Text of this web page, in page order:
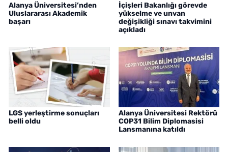
Alanya Üniversitesi’nden
Uluslararası Akademik
başarı
İçişleri Bakanlığı görevde
yükselme ve unvan
değişikliği sınavı takvimini
açıkladı
LGS yerleştirme sonuçları
belli oldu
Alanya Üniversitesi Rektörü
COP31 Bilim Diplomasisi
Lansmanına katıldı